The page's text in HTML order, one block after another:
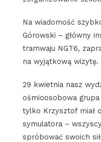
Na wiadomość
Górowski – główny
tramwaju NGT6,
na wyjątkową wizytę.
29 kwietnia nasz
ośmioosobowa
tylko Krzysztof miał
symulatora –
spróbować swoich